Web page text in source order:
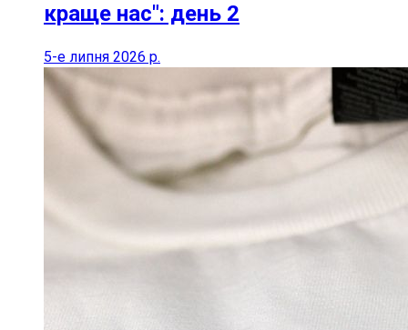
краще нас": день 2
5-е липня 2026 р.